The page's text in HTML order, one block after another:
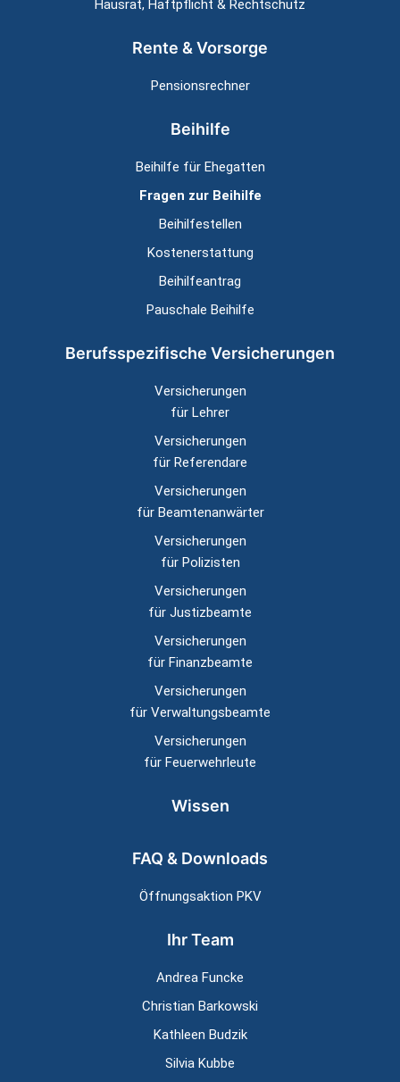
Hausrat, Haftpflicht & Rechtschutz
Rente & Vorsorge
Pensionsrechner
Beihilfe
Beihilfe für Ehegatten
Fragen zur Beihilfe
Beihilfestellen
Kostenerstattung
Beihilfeantrag
Pauschale Beihilfe
Berufsspezifische Versicherungen
Versicherungen
für Lehrer
Versicherungen
für Referendare
Versicherungen
für Beamtenanwärter
Versicherungen
für Polizisten
Versicherungen
für Justizbeamte
Versicherungen
für Finanzbeamte
Versicherungen
für Verwaltungsbeamte
Versicherungen
für Feuerwehrleute
Wissen
FAQ & Downloads
Öffnungsaktion PKV
Ihr Team
Andrea Funcke
Christian Barkowski
Kathleen Budzik
Silvia Kubbe